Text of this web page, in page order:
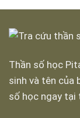
Thần số học
sinh và tên của
số học ngay tại